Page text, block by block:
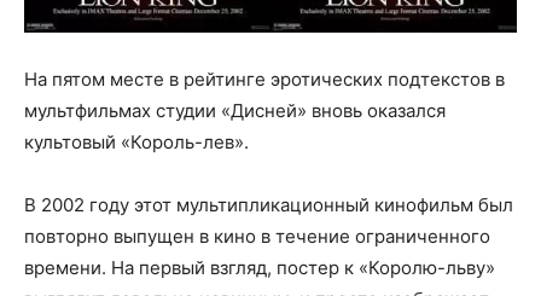
На пятом месте в рейтинге эротических подтекстов в
мультфильмах студии «Дисней» вновь оказался
культовый «Король-лев».
В 2002 году этот мультипликационный кинофильм был
повторно выпущен в кино в течение ограниченного
времени. На первый взгляд, постер к «Королю-льву»